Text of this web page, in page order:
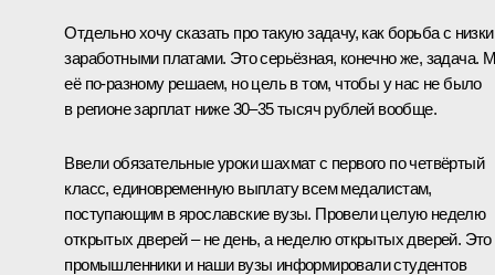
Отдельно хочу сказать про такую задачу, как борьба с
заработными платами. Это серьёзная, конечно же, задача.
её по-разному решаем, но цель в том, чтобы у нас не было
в регионе зарплат ниже 30–35 тысяч рублей вообще.
Ввели обязательные уроки шахмат с первого по четвёртый
класс, единовременную выплату всем медалистам,
поступающим в ярославские вузы. Провели целую неделю
открытых дверей – не день, а неделю открытых дверей. Это
промышленники и наши вузы информировали студентов